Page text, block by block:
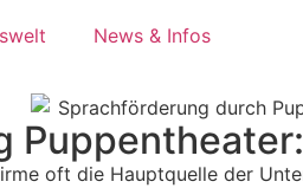
News & Infos
oft die Hauptquelle der